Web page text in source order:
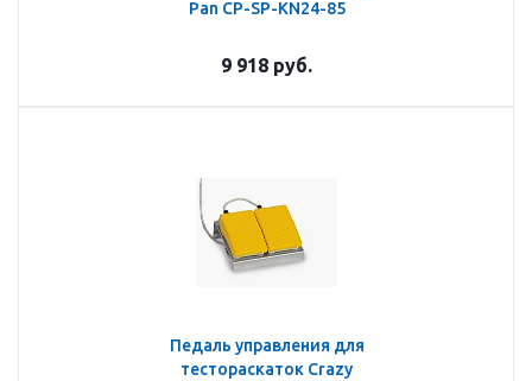
Pan CP-SP-KN24-85
9 918 руб.
Педаль управления для
тестораскаток Crazy